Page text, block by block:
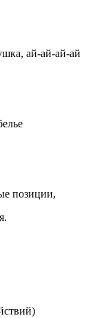
ай-ай-ай-ай
позиции,